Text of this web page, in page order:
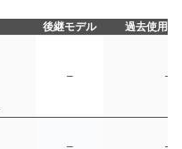
後継モデル 過去使用デ
– –
– –